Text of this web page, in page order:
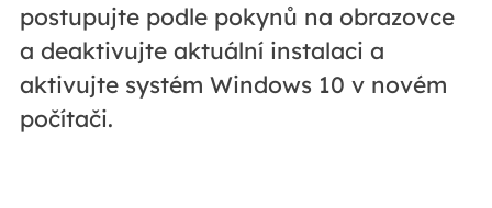
postupujte podle pokynů na obrazovce
a deaktivujte aktuální instalaci a
aktivujte systém Windows 10 v novém
počítači.